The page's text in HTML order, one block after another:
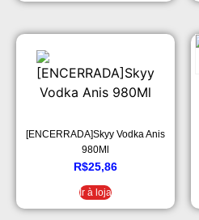
[ENCERRADA]Skyy Vodka Anis
980Ml
R$25,86
Ir à loja